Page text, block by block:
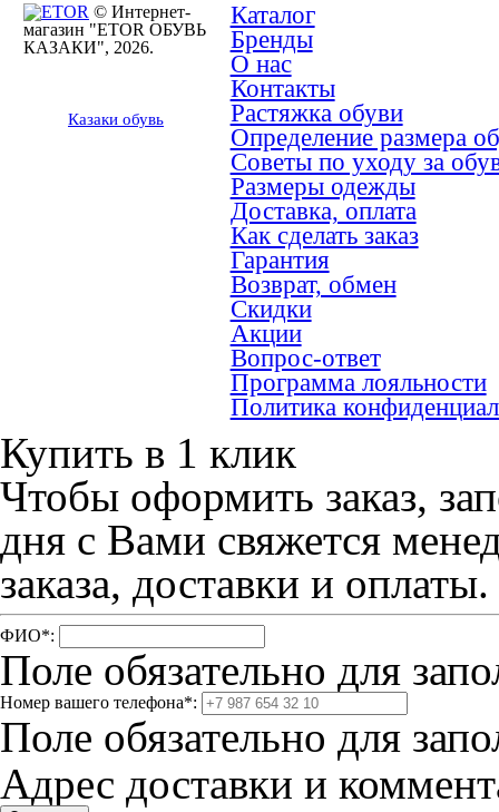
© Интернет-
магазин "ETOR ОБУВЬ
КАЗАКИ", 2026.
Казаки обувь
Каталог
Бренды
О нас
Контакты
Растяжка обуви
Определение размера
Советы по уходу за
Размеры одежды
Доставка, оплата
Как сделать заказ
Гарантия
Возврат, обмен
Скидки
Акции
Вопрос-ответ
Программа лояльности
Политика
Купить в 1 клик
Чтобы оформить заказ,
дня с Вами свяжется
заказа, доставки и оплаты.
ФИО*:
Поле обязательно для
Номер вашего телефона*:
Поле обязательно для
Адрес доставки и